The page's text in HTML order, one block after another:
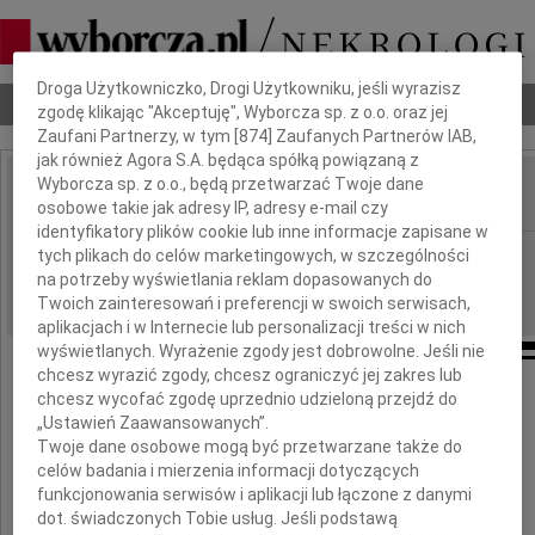
Nekrologi Odeszli Poradnik pogrzebowy
IMIĘ I NAZWISKO:
REGION: cała Polska
DATA EMISJI: 05.01.2010
Łączymy się w żalu z
Rodzinami
tragicznie zmarłych
Dbamy o Twoją prywatność
Droga Użytkowniczko, Drogi Użytkowniku, jeśli wyrazisz
zgodę klikając "Akceptuję", Wyborcza sp. z o.o. oraz jej
Zaufani Partnerzy, w tym [874 ] Zaufanych Partnerów IAB,
jak również Agora S.A. będąca spółką powiązaną z
Wyborcza sp. z o.o., będą przetwarzać Twoje dane
osobowe takie jak adresy IP, adresy e-mail czy
identyfikatory plików cookie lub inne informacje zapisane w
tych plikach do celów marketingowych, w szczególności
na potrzeby wyświetlania reklam dopasowanych do
Twoich zainteresowań i preferencji w swoich serwisach,
aplikacjach i w Internecie lub personalizacji treści w nich
wyświetlanych. Wyrażenie zgody jest dobrowolne. Jeśli nie
chcesz wyrazić zgody, chcesz ograniczyć jej zakres lub
chcesz wycofać zgodę uprzednio udzieloną przejdź do
„Ustawień Zaawansowanych”.
Twoje dane osobowe mogą być przetwarzane także do
celów badania i mierzenia informacji dotyczących
funkcjonowania serwisów i aplikacji lub łączone z danymi
dot. świadczonych Tobie usług. Jeśli podstawą